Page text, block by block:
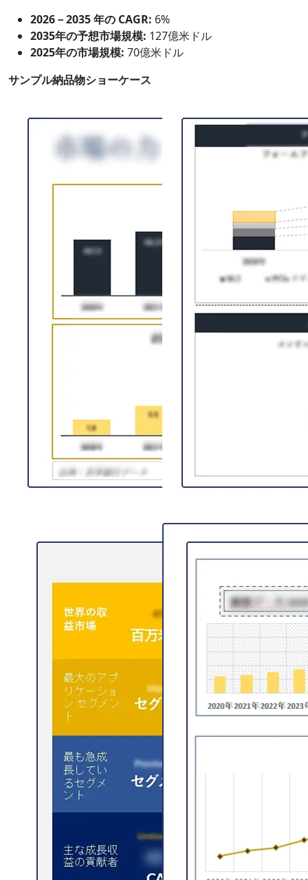
2026－2035 年の CAGR: 6%
2035年の予想市場規模: 127億米ドル
2025年の市場規模: 70億米ドル
サンプル納品物ショーケース